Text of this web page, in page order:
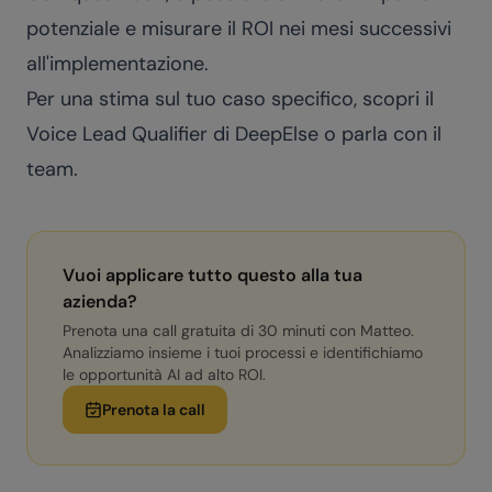
potenziale e misurare il ROI nei mesi successivi
all'implementazione.
Per una stima sul tuo caso specifico, scopri il
Voice Lead Qualifier di DeepElse o parla con il
team.
Vuoi applicare tutto questo alla tua
azienda?
Prenota una call gratuita di 30 minuti con Matteo.
Analizziamo insieme i tuoi processi e identifichiamo
le opportunità AI ad alto ROI.
Prenota la call